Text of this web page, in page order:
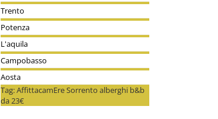
Trento
Potenza
L'aquila
Campobasso
Aosta
Tag: AffittacamEre Sorrento alberghi b&b
da 23€